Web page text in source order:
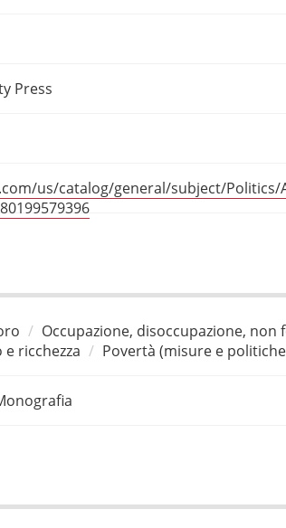
Press
us/catalog/general/subject/Politics/
Occupazione, disoccupazione, non
ricchezza
Povertà (misure e